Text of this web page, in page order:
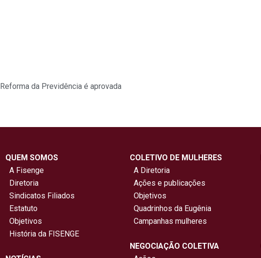
Reforma da Previdência é aprovada
QUEM SOMOS
A Fisenge
Diretoria
Sindicatos Filiados
Estatuto
Objetivos
História da FISENGE
COLETIVO DE MULHERES
A Diretoria
Ações e publicações
Objetivos
Quadrinhos da Eugênia
Campanhas mulheres
NEGOCIAÇÃO COLETIVA